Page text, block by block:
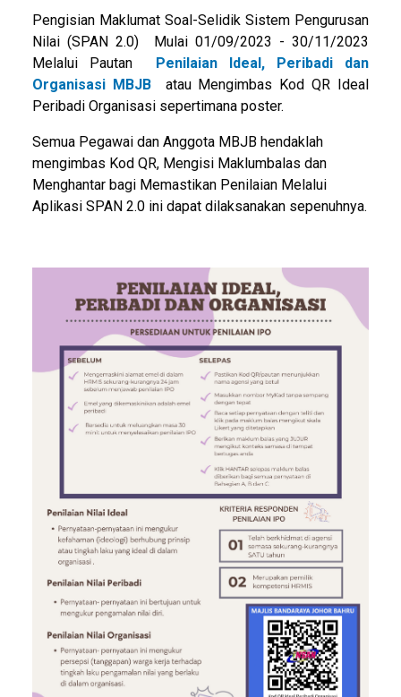
Pengisian Maklumat Soal-Selidik Sistem Pengurusan
Nilai (SPAN 2.0) Mulai 01/09/2023 - 30/11/2023
Melalui Pautan
Penilaian Ideal, Peribadi dan
Organisasi MBJBatau Mengimbas Kod QR Ideal
Peribadi Organisasi sepertimana poster.
Semua Pegawai dan Anggota MBJB hendaklah
mengimbas Kod QR, Mengisi Maklumbalas dan
Menghantar bagi Memastikan Penilaian Melalui
Aplikasi SPAN 2.0 ini dapat dilaksanakan sepenuhnya.